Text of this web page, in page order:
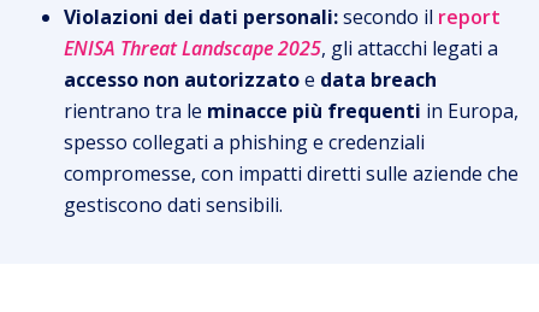
Violazioni dei dati personali:secondo il report
ENISA Threat Landscape 2025, gli attacchi legati a
accesso non autorizzatoe data breach
rientrano tra le minacce più frequenti in Europa,
spesso collegati a phishing e credenziali
compromesse, con impatti diretti sulle aziende che
gestiscono dati sensibili.